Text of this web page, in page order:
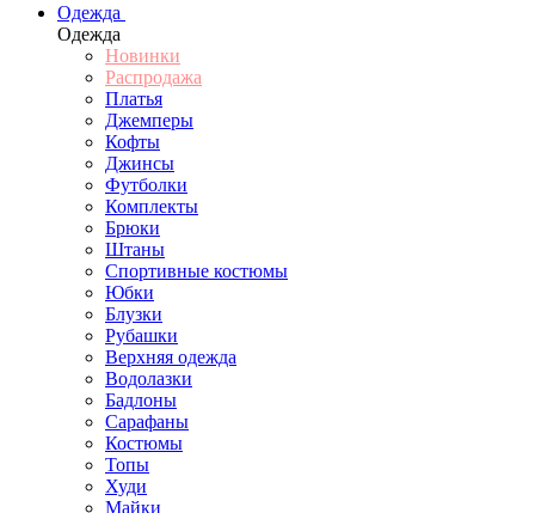
Одежда
Одежда
Новинки
Распродажа
Платья
Джемперы
Кофты
Джинсы
Футболки
Комплекты
Брюки
Штаны
Спортивные костюмы
Юбки
Блузки
Рубашки
Верхняя одежда
Водолазки
Бадлоны
Сарафаны
Костюмы
Топы
Худи
Майки